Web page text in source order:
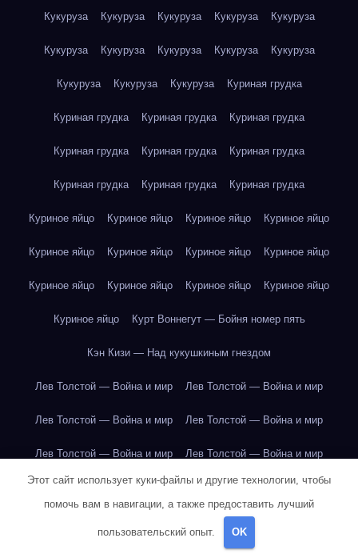
Кукуруза Кукуруза Кукуруза Кукуруза Кукуруза
Кукуруза Кукуруза Кукуруза Кукуруза Кукуруза
Кукуруза Кукуруза Кукуруза Куриная грудка
Куриная грудка Куриная грудка Куриная грудка
Куриная грудка Куриная грудка Куриная грудка
Куриная грудка Куриная грудка Куриная грудка
Куриное яйцо Куриное яйцо Куриное яйцо Куриное яйцо
Куриное яйцо Куриное яйцо Куриное яйцо Куриное яйцо
Куриное яйцо Куриное яйцо Куриное яйцо Куриное яйцо
Куриное яйцо Курт Воннегут — Бойня номер пять
Кэн Кизи — Над кукушкиным гнездом
Лев Толстой — Война и мир Лев Толстой — Война и мир
Лев Толстой — Война и мир Лев Толстой — Война и мир
Лев Толстой — Война и мир Лев Толстой — Война и мир
Лев Толстой — Война и мир Лев Толстой — Война и мир
Лев Толстой — Война и мир
Этот сайт использует куки-файлы и другие технологии, чтобы
помочь вам в навигации, а также предоставить лучший
пользовательский опыт. OK